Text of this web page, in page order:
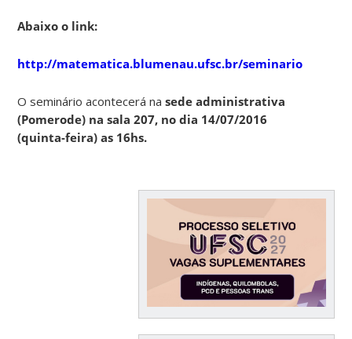
Abaixo o link:
http://matematica.blumenau.ufsc.br/seminarios/
O seminário acontecerá nasede administrativa
(Pomerode) na sala 207, no dia 14/07/2016
(quinta-feira) as 16hs.